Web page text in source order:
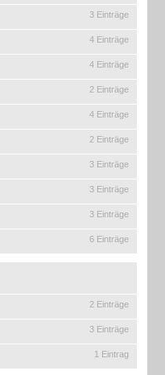
3 Einträge
4 Einträge
4 Einträge
2 Einträge
4 Einträge
2 Einträge
3 Einträge
3 Einträge
3 Einträge
6 Einträge
2 Einträge
3 Einträge
1 Eintrag